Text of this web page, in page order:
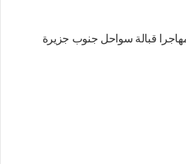
إنقاذ أكثر من 50 مهاجرا قبالة سواحل جنوب جزيرة